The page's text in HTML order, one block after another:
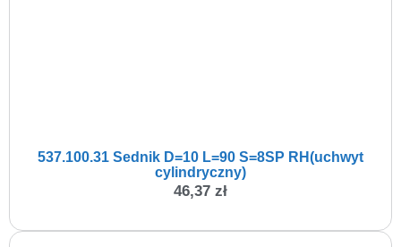
537.100.31 Sednik D=10 L=90 S=8SP RH(uchwyt
cylindryczny)
46,37 zł